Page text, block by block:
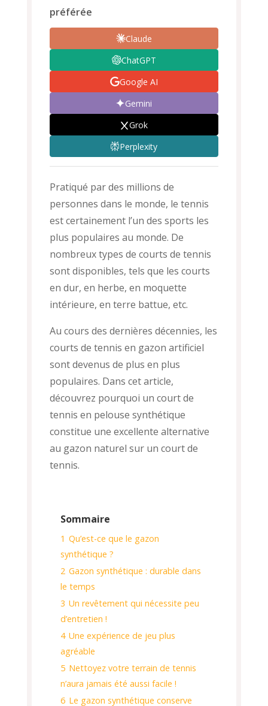
préférée
Claude
ChatGPT
Google AI
Gemini
Grok
Perplexity
Pratiqué par des millions de
personnes dans le monde, le tennis
est certainement l’un des sports les
plus populaires au monde. De
nombreux types de courts de tennis
sont disponibles, tels que les courts
en dur, en herbe, en moquette
intérieure, en terre battue, etc.
Au cours des dernières décennies, les
courts de tennis en gazon artificiel
sont devenus de plus en plus
populaires. Dans cet article,
découvrez pourquoi un court de
tennis en pelouse synthétique
constitue une excellente alternative
au gazon naturel sur un court de
tennis.
Sommaire
1 Qu’est-ce que le gazon
synthétique ?
2 Gazon synthétique : durable dans
le temps
3 Un revêtement qui nécessite peu
d’entretien !
4 Une expérience de jeu plus
agréable
5 Nettoyez votre terrain de tennis
n’aura jamais été aussi facile !
6 Le gazon synthétique conserve